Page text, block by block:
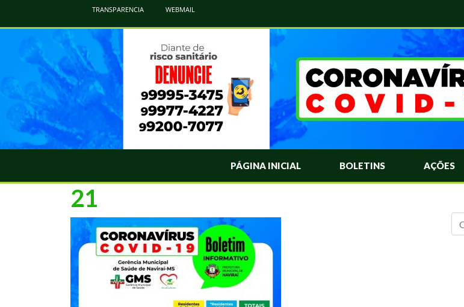
TRANSPARENCIA WEBMAIL
PÁGINA INICIAL BOLETINS AÇÕES
21